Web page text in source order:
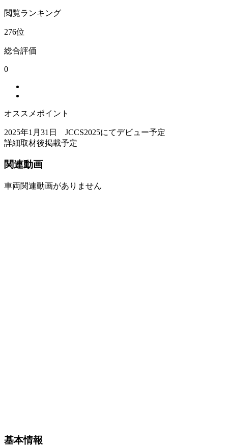
閲覧ランキング
276位
総合評価
0
オススメポイント
2025年1月31日 JCCS2025にてデビュー予定
詳細取材後掲載予定
関連動画
車両関連動画がありません
基本情報